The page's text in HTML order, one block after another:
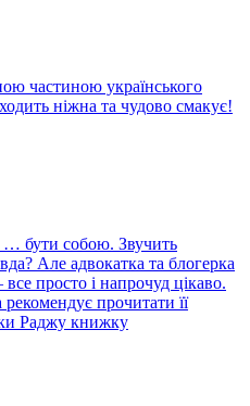
частиною українського
ніжна та чудово смакує!
… бути собою. Звучить
Але адвокатка та блогерка
просто і напрочуд цікаво.
прочитати її
Раджу книжку